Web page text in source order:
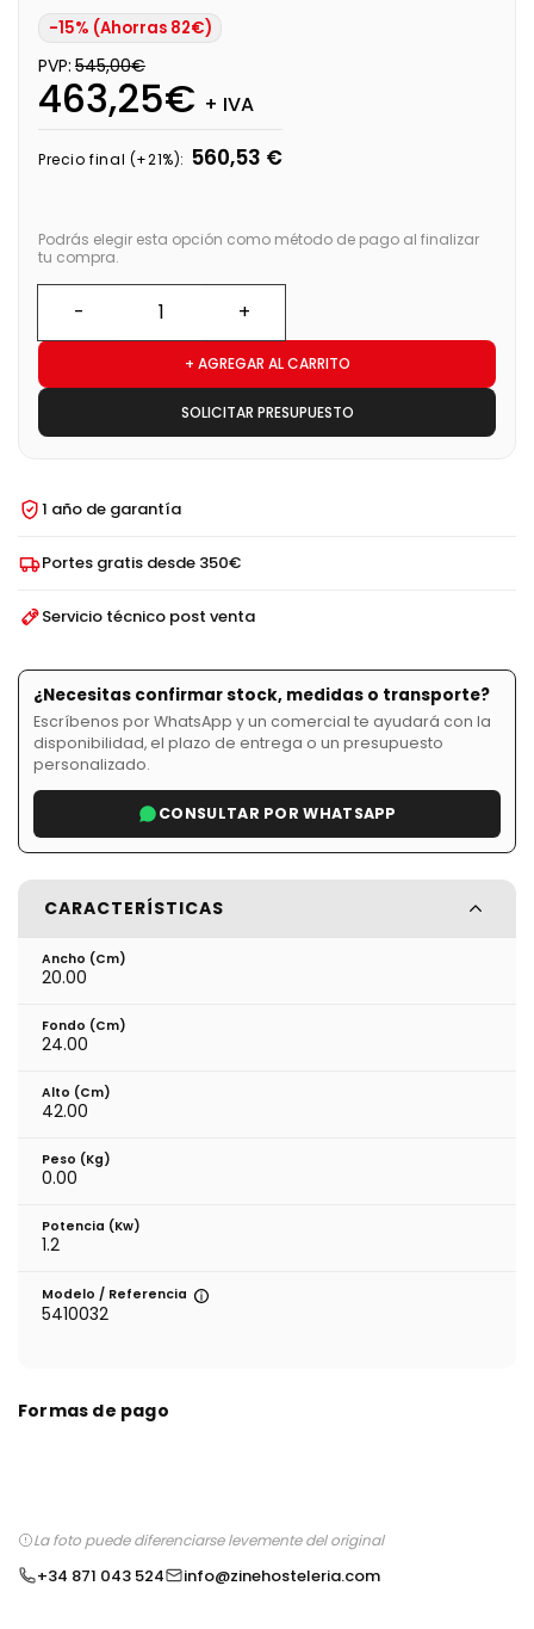
-15% (Ahorras 82€)
PVP: 545,00€
463,25€ + IVA
Precio final (+21%): 560,53 €
Podrás elegir esta opción como método de pago al finalizar
tu compra.
+ AGREGAR AL CARRITO
SOLICITAR PRESUPUESTO
1 año de garantía
Portes gratis desde 350€
Servicio técnico post venta
¿Necesitas confirmar stock, medidas o transporte?
Escríbenos por WhatsApp y un comercial te ayudará con la
disponibilidad, el plazo de entrega o un presupuesto
personalizado.
CONSULTAR POR WHATSAPP
CARACTERÍSTICAS
Ancho (cm)
20.00
Fondo (cm)
24.00
Alto (cm)
42.00
Peso (kg)
0.00
Potencia (Kw)
1.2
Modelo / Referencia
5410032
Formas de pago
La foto puede diferenciarse levemente del original
+34 871 043 524 info@zinehosteleria.com